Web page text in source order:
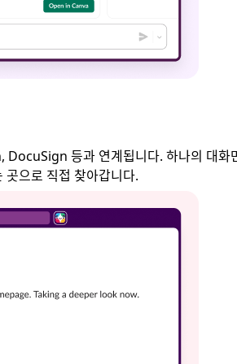
등과 연계됩니다. 하나의 대화
으로 직접 찾아갑니다.